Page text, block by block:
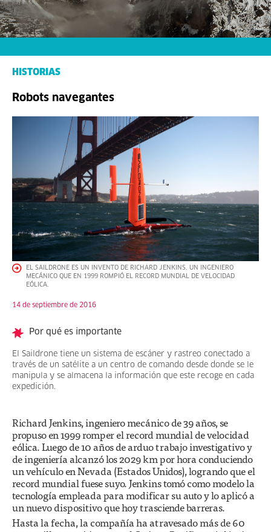
HISTORIAS
Robots navegantes
EL SAILDRONE ES UN INVENTO DE RICHARD JENKINS, UN INGENIERO
MECÁNICO QUE EN 1999 ROMPIÓ EL RECORD MUNDIAL DE VELOCIDAD
EÓLICA.
14 de septiembre de 2016
Por qué es importante
El Saildrone tiene un sistema de escáner y rastreo conectado a
través de un satélite a un centro de comando desde donde se le
manipula y se almacena la información que este recoge en cada
expedición.
Richard Jenkins, ingeniero mecánico de 39 años, se
propuso en 1999 romper el record mundial de velocidad
eólica. Luego de 10 años de arduo trabajo investigativo y
de ingeniería alcanzó los 2029 km por hora conduciendo
un vehículo en Nevada (Estados Unidos), logrando que el
record mundial fuese suyo. Jenkins tomó como modelo la
tecnología empleada para modificar su auto y lo aplicó a
un nuevo dispositivo que hoy trasciende barreras.
Hasta la fecha, la compañía ha atravesado más de 60